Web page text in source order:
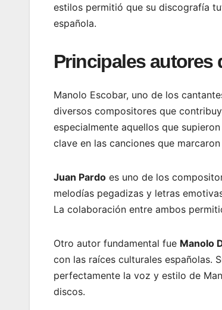
estilos permitió que su discografía
española.
Principales autores
Manolo Escobar, uno de los
diversos compositores que
especialmente aquellos que
clave en las canciones que
Juan Pardo es uno de los
melodías pegadizas y letras
La colaboración entre ambos
Otro autor fundamental fue Manolo
con las raíces culturales españolas.
perfectamente la voz y estilo de
discos.